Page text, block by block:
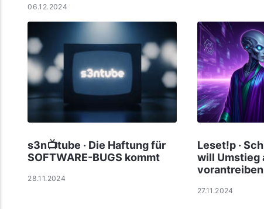
06.12.2024
s3n📺tube · Die Haftung für
SOFTWARE-BUGS kommt
28.11.2024
Leset!p ·
will Umstieg
vorantreiben
27.11.2024